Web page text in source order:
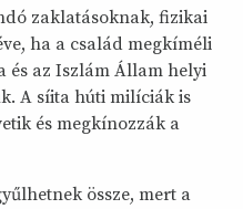
zaklatásoknak, fizikai
ha a család megkíméli
és az Iszlám Állam helyi
A síita húti milíciák is
és megkínozzák a
össze, mert a